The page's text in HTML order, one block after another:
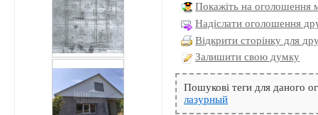
Покажіть на оголошення
Надіслати оголошення
Відкрити сторінку для
Залишити свою думку
Пошукові теги для даного
лазурный